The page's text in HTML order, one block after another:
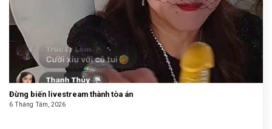
Đừng biến livestream thành tòa án
6 Tháng Tám, 2026